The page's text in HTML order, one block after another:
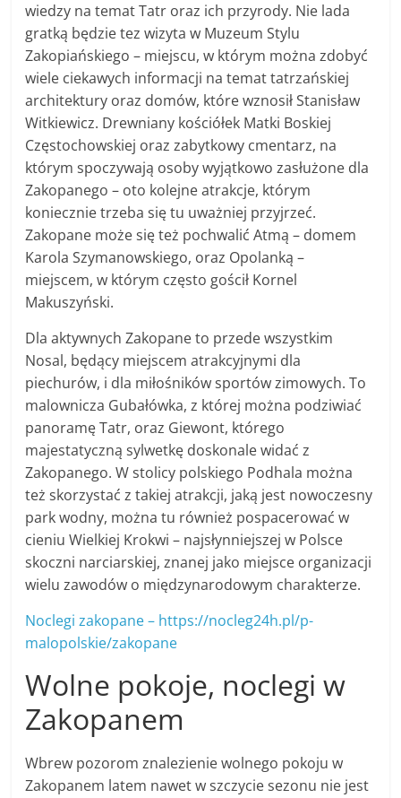
wiedzy na temat Tatr oraz ich przyrody. Nie lada
gratką będzie tez wizyta w Muzeum Stylu
Zakopiańskiego – miejscu, w którym można zdobyć
wiele ciekawych informacji na temat tatrzańskiej
architektury oraz domów, które wznosił Stanisław
Witkiewicz. Drewniany kościółek Matki Boskiej
Częstochowskiej oraz zabytkowy cmentarz, na
którym spoczywają osoby wyjątkowo zasłużone dla
Zakopanego – oto kolejne atrakcje, którym
koniecznie trzeba się tu uważniej przyjrzeć.
Zakopane może się też pochwalić Atmą – domem
Karola Szymanowskiego, oraz Opolanką –
miejscem, w którym często gościł Kornel
Makuszyński.
Dla aktywnych Zakopane to przede wszystkim
Nosal, będący miejscem atrakcyjnymi dla
piechurów, i dla miłośników sportów zimowych. To
malownicza Gubałówka, z której można podziwiać
panoramę Tatr, oraz Giewont, którego
majestatyczną sylwetkę doskonale widać z
Zakopanego. W stolicy polskiego Podhala można
też skorzystać z takiej atrakcji, jaką jest nowoczesny
park wodny, można tu również pospacerować w
cieniu Wielkiej Krokwi – najsłynniejszej w Polsce
skoczni narciarskiej, znanej jako miejsce organizacji
wielu zawodów o międzynarodowym charakterze.
Noclegi zakopane – https://nocleg24h.pl/p-
malopolskie/zakopane
Wolne pokoje, noclegi w
Zakopanem
Wbrew pozorom znalezienie wolnego pokoju w
Zakopanem latem nawet w szczycie sezonu nie jest